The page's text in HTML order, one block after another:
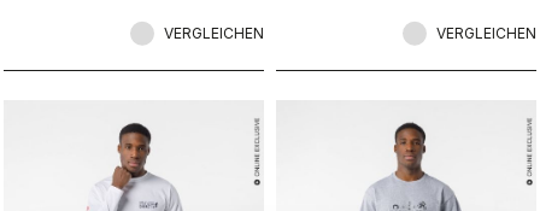
Free Aero Race 4 Bibshort stammen.
VERGLEICHEN VERGLEICHEN